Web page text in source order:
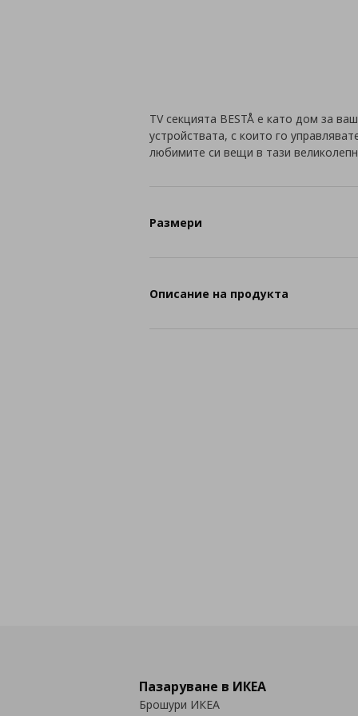
TV секцията BESTÅ е като дом за
устройствата, с които го
любимите си вещи в тази
Размери
Описание на продукта
Пазаруване в ИКЕА
Брошури ИКЕА